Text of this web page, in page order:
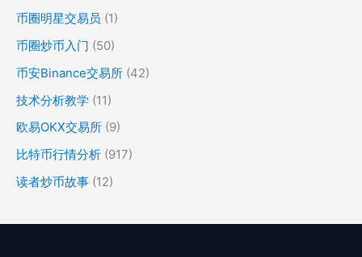
币圈明星交易员 (1)
币圈炒币入门 (50)
币安Binance交易所 (42)
技术分析教学 (11)
欧易OKX交易所 (9)
比特币行情分析 (917)
读者炒币故事 (12)